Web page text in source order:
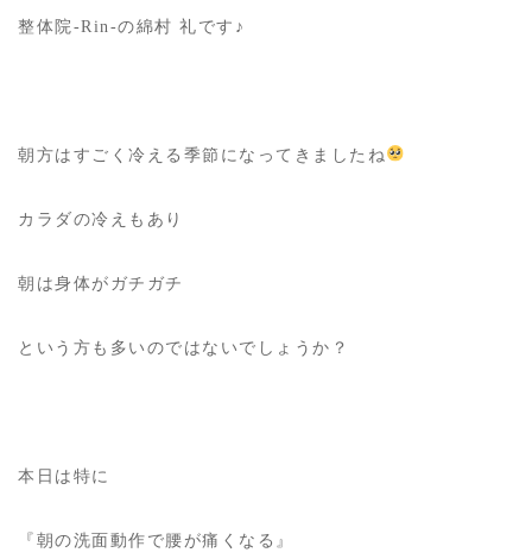
整体院-Rin-の綿村 礼です♪
朝方はすごく冷える季節になってきましたね
カラダの冷えもあり
朝は身体がガチガチ
という方も多いのではないでしょうか？
本日は特に
『朝の洗面動作で腰が痛くなる』